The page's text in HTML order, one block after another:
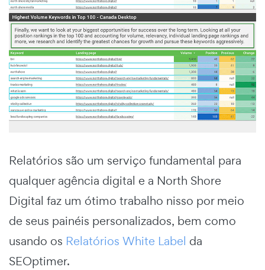
Relatórios são um serviço fundamental para
qualquer agência digital e a North Shore
Digital faz um ótimo trabalho nisso por meio
de seus painéis personalizados, bem como
usando os Relatórios White Label da
SEOptimer.